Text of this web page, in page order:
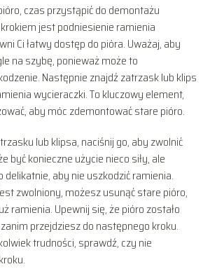
czas przystąpić do demontażu
jest podniesienie ramienia
Ci łatwy dostęp do pióra. Uważaj, aby
na szybę, ponieważ może to
Następnie znajdź zatrzask lub klips
wycieraczki. To kluczowy element,
aby móc zdemontować stare pióro.
lub klipsa, naciśnij go, aby zwolnić
być konieczne użycie nieco siły, ale
delikatnie, aby nie uszkodzić ramienia.
zwolniony, możesz usunąć stare pióro,
ramienia. Upewnij się, że pióro zostało
przejdziesz do następnego kroku.
trudności, sprawdź, czy nie